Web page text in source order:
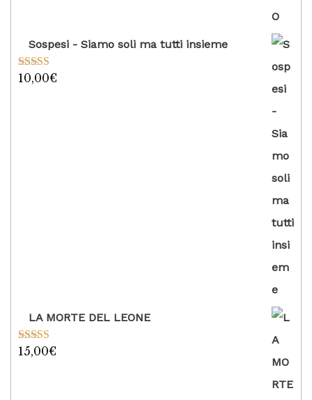
Sospesi - Siamo soli ma tutti insieme
Valutato
10,00€
LA MORTE DEL LEONE
Valutato
15,00€